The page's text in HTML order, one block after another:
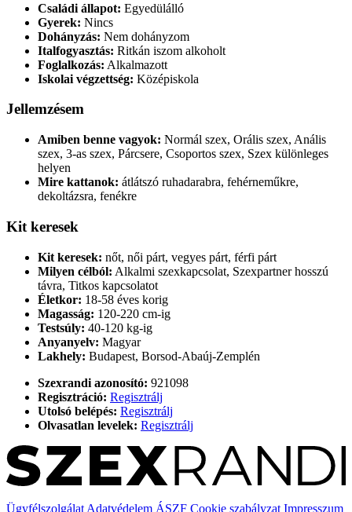
Családi állapot: Egyedülálló
Gyerek: Nincs
Dohányzás: Nem dohányzom
Italfogyasztás: Ritkán iszom alkoholt
Foglalkozás: Alkalmazott
Iskolai végzettség: Középiskola
Jellemzésem
Amiben benne vagyok: Normál szex, Orális szex, Anális
szex, 3-as szex, Párcsere, Csoportos szex, Szex különleges
helyen
Mire kattanok: átlátszó ruhadarabra, fehérneműkre,
dekoltázsra, fenékre
Kit keresek
Kit keresek: nőt, női párt, vegyes párt, férfi párt
Milyen célból: Alkalmi szexkapcsolat, Szexpartner hosszú
távra, Titkos kapcsolatot
Életkor: 18-58 éves korig
Magasság: 120-220 cm-ig
Testsúly: 40-120 kg-ig
Anyanyelv: Magyar
Lakhely: Budapest, Borsod-Abaúj-Zemplén
Szexrandi azonosító: 921098
Regisztráció: Regisztrálj
Utolsó belépés: Regisztrálj
Olvasatlan levelek: Regisztrálj
Ügyfélszolgálat Adatvédelem ÁSZF Cookie szabályzat Impresszum